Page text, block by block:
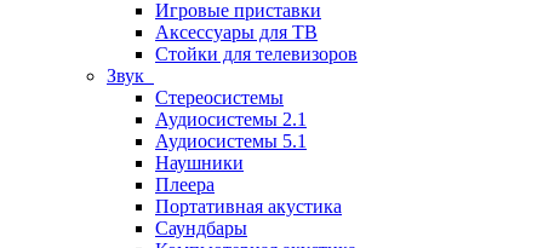
Игровые приставки
Аксессуары для ТВ
Стойки для телевизоров
Звук
Стереосистемы
Аудиосистемы 2.1
Аудиосистемы 5.1
Наушники
Плеера
Портативная акустика
Саундбары